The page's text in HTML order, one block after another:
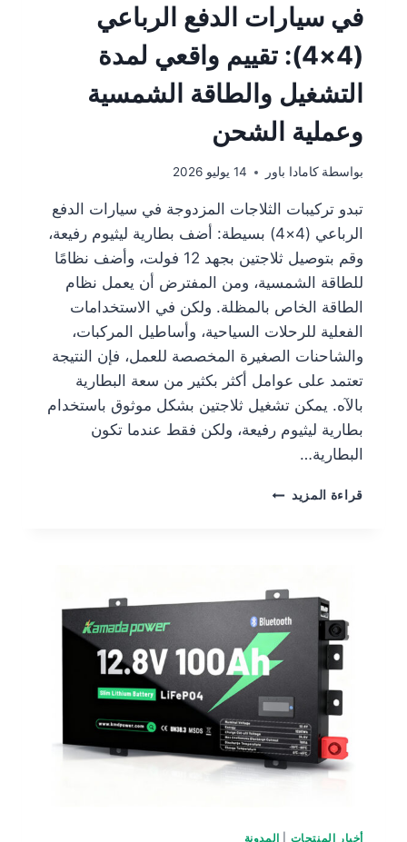
في سيارات الدفع الرباعي
(4×4): تقييم واقعي لمدة
التشغيل والطاقة الشمسية
وعملية الشحن
بواسطة كامادا باور 14 يوليو 2026
تبدو تركيبات الثلاجات المزدوجة في سيارات الدفع
الرباعي (4×4) بسيطة: أضف بطارية ليثيوم رفيعة،
وقم بتوصيل ثلاجتين بجهد 12 فولت، وأضف نظامًا
للطاقة الشمسية، ومن المفترض أن يعمل نظام
الطاقة الخاص بالمظلة. ولكن في الاستخدامات
الفعلية للرحلات السياحية، وأساطيل المركبات،
والشاحنات الصغيرة المخصصة للعمل، فإن النتيجة
تعتمد على عوامل أكثر بكثير من سعة البطارية
بالآه. يمكن تشغيل ثلاجتين بشكل موثوق باستخدام
بطارية ليثيوم رفيعة، ولكن فقط عندما تكون
البطارية…
قراءة المزيد
أخبار المنتجات المدونة